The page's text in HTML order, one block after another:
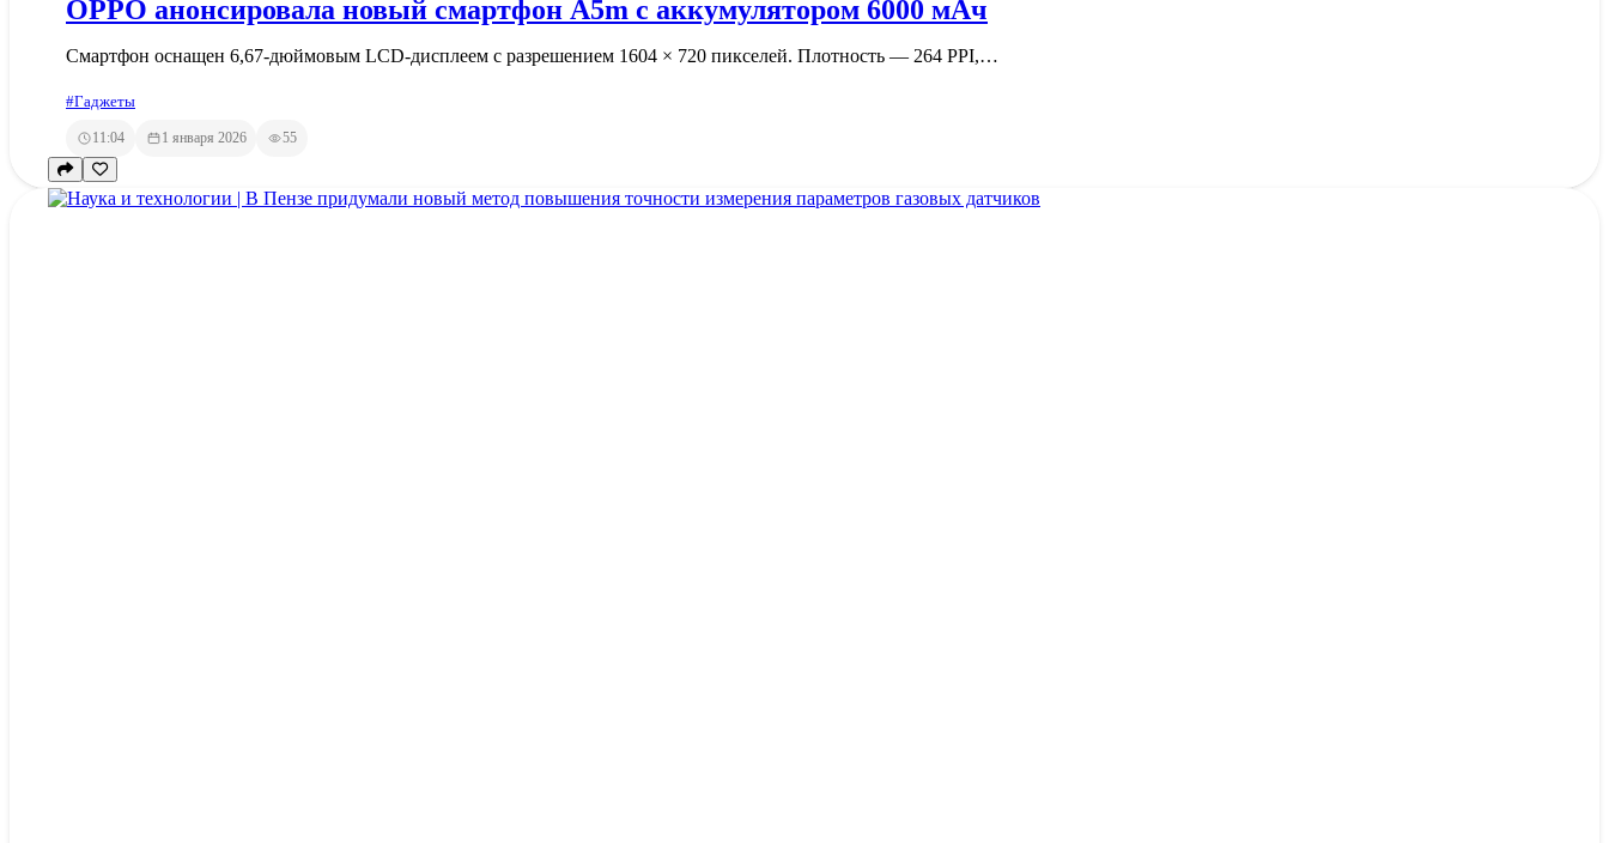
OPPO анонсировала новый смартфон A5m с аккумулятором 6000 мАч
Смартфон оснащен 6,67-дюймовым LCD-дисплеем с разрешением 1604 × 720 пикселей. Плотность — 264 PPI,…
#Гаджеты
11:04 1 января 2026 55